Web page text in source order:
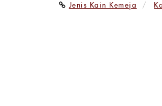
Jenis Kain Kemeja